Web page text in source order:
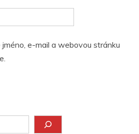
e-mail a webovou stránku